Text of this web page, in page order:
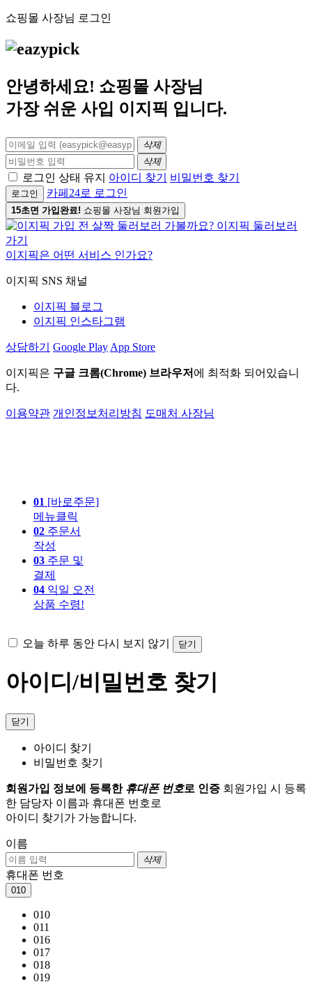
쇼핑몰 사장님 로그인
안녕하세요! 쇼핑몰 사장님
가장 쉬운 사입 이지픽 입니다.
삭제
삭제
로그인 상태 유지 아이디 찾기 비밀번호 찾기
로그인 카페24로 로그인
15초면 가입완료! 쇼핑몰 사장님 회원가입
이지픽은 어떤 서비스 인가요?
이지픽 SNS 채널
이지픽 블로그
이지픽 인스타그램
상담하기 Google Play App Store
이지픽은 구글 크롬(Chrome) 브라우저 에 최적화 되어있습니
다.
이용약관 개인정보처리방침 도매처 사장님
01 [바로주문]
메뉴클릭
02 주문서
작성
03 주문 및
결제
04 익일 오전
상품 수령!
오늘 하루 동안 다시 보지 않기 닫기
아이디/비밀번호 찾기
닫기
아이디 찾기
비밀번호 찾기
회원가입 정보에 등록한 휴대폰 번호로 인증 회원가입 시 등록
한 담당자 이름과 휴대폰 번호로
아이디 찾기가 가능합니다.
이름
삭제
휴대폰 번호
010
010
011
016
017
018
019